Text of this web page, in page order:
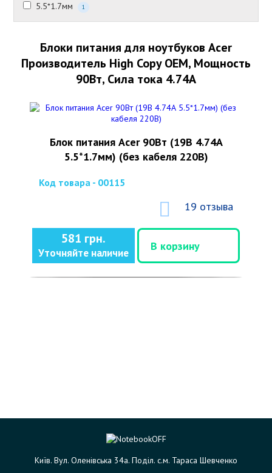
5.5*1.7мм 1
Блоки питания для ноутбуков Acer
Производитель High Copy OEM, Мощность
90Вт, Сила тока 4.74А
Блок питания Acer 90Вт (19В 4.74А
5.5*1.7мм) (без кабеля 220В)
Код товара - 00115
19 отзыва
581 грн.
Уточняйте наличие
В корзину
Київ. Вул. Оленівська 34а. Поділ. с.м. Тараса Шевченко